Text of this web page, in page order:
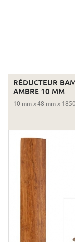
RÉDUCTEUR
AMBRE 10 MM
10 mm x 48 mm x